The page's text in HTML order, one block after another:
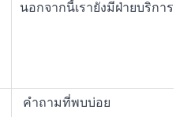
นอกจากนี้เรายังมีฝ่ายบริการลู
คำถามที่พบบ่อย